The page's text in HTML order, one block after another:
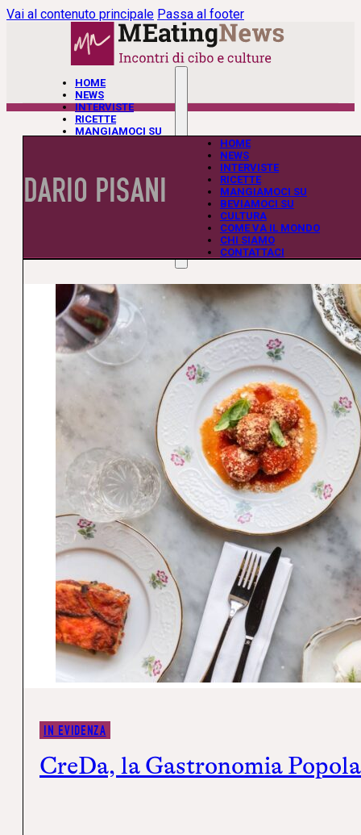
Vai al contenuto principale Passa al footer
HOME
NEWS
INTERVISTE
RICETTE
MANGIAMOCI SU
CHI SIAMO
CONTATTACI
HOME
NEWS
INTERVISTE
RICETTE
MANGIAMOCI SU
BEVIAMOCI SU
CULTURA
COME VA IL MONDO
CHI SIAMO
CONTATTACI
DARIO PISANI
IN EVIDENZA
CreDa, la Gastronomia